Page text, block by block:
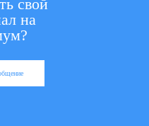
свой
на